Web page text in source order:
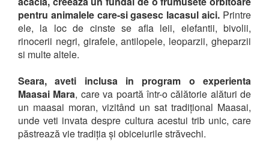
pentru animalele care-si gasesc lacasul aici. Printre
ele, la loc de cinste se afla leii, elefantii, bivolii,
rinocerii negri, girafele, antilopele, leoparzii, gheparzii
si multe altele.
Seara, aveti inclusa in program o experienta
Maasai Mara, care va poartă într-o călătorie alături de
un maasai moran, vizitând un sat tradițional Maasai,
unde veti invata despre cultura acestui trib unic, care
păstrează vie tradiția și obiceiurile străvechi.